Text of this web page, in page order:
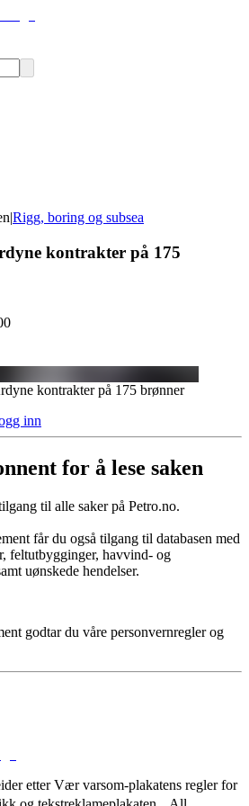
|Rigg, boring og subsea
kontrakter på 175
kontrakter på 175 brønner
inn
for å lese saken
til alle saker på Petro.no.
får du også tilgang til databasen med
feltutbygginger, havvind- og
uønskede hendelser.
godtar du våre personvernreglerog
etter Vær varsom-plakatens regler for